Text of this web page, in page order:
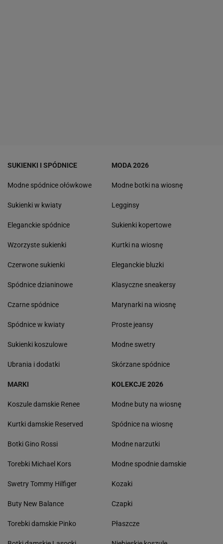
SUKIENKI I SPÓDNICE
Modne spódnice ołówkowe
Sukienki w kwiaty
Eleganckie spódnice
Wzorzyste sukienki
Czerwone sukienki
Spódnice dzianinowe
Czarne spódnice
Spódnice w kwiaty
Sukienki koszulowe
Ubrania i dodatki
MODA 2026
Modne botki na wiosnę
Legginsy
Sukienki kopertowe
Kurtki na wiosnę
Eleganckie bluzki
Klasyczne sneakersy
Marynarki na wiosnę
Proste jeansy
Modne swetry
Skórzane spódnice
MARKI
Koszule damskie Renee
Kurtki damskie Reserved
Botki Gino Rossi
Torebki Michael Kors
Swetry Tommy Hilfiger
Buty New Balance
Torebki damskie Pinko
KOLEKCJE 2026
Modne buty na wiosnę
Spódnice na wiosnę
Modne narzutki
Modne spodnie damskie
Kozaki
Czapki
Płaszcze